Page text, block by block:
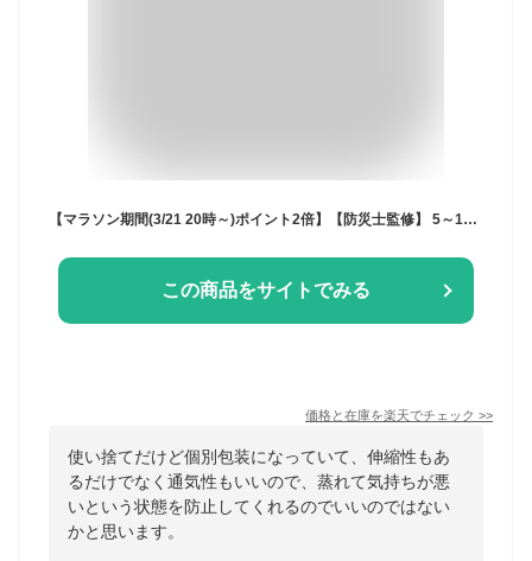
この商品をサイトでみる
価格と在庫を楽天でチェック >>
使い捨てだけど個別包装になっていて、伸縮性もあ
るだけでなく通気性もいいので、蒸れて気持ちが悪
いという状態を防止してくれるのでいいのではない
かと思います。